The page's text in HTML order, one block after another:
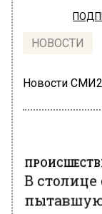
НОВОСТИ
Новости СМИ2
В столице